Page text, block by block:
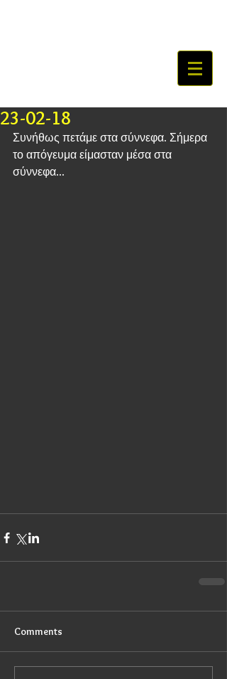
23-02-18
Συνήθως πετάμε στα σύννεφα. Σήμερα
το απόγευμα είμασταν μέσα στα
σύννεφα...
Comments